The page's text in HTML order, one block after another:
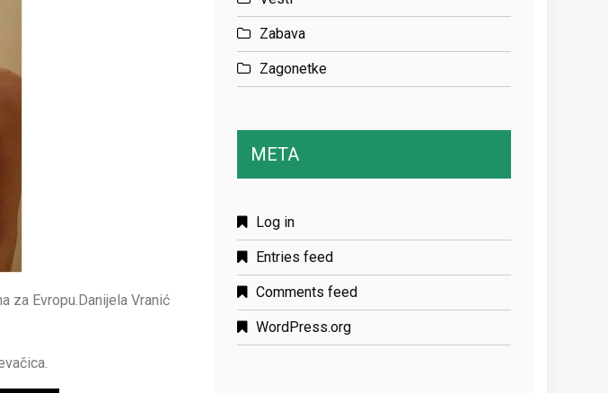
za Evropu.Danijela Vranić
Zabava
Zagonetke
META
Log in
Entries feed
Comments feed
WordPress.org